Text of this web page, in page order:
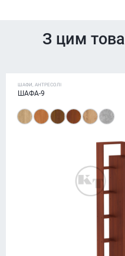
З цим
ШАФИ, АНТРЕСОЛІ
ШАФА-9